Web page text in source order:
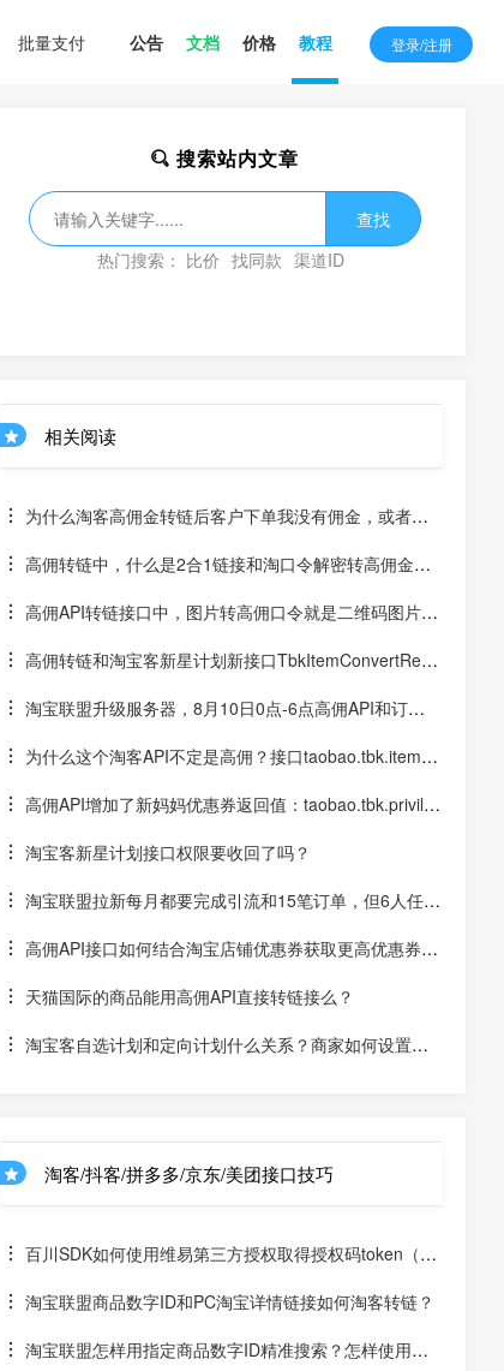
批量支付 公告 文档 价格 教程 登录/注册
搜索站内文章
查找
热门搜索： 比价 找同款 渠道ID
相关阅读
为什么淘客高佣金转链后客户下单我没有佣金，或者出
现低佣，佣金很低？或丢单、掉单？
高佣转链中，什么是2合1链接和淘口令解密转高佣金链
接？高佣API转链接口中，图片转高佣口令就是二维码图片解
码后转成您的淘口令
高佣转链和淘宝客新星计划新接口TbkItemConvertRequ
est有什么区别？
淘宝联盟升级服务器，8月10日0点-6点高佣API和订单A
PI调用将会有超时影响
为什么这个淘客API不定是高佣？接口taobao.tbk.item.c
onvert( 淘宝客商品链接转换 )
高佣API增加了新妈妈优惠券返回值：taobao.tbk.privile
ge.get( 单品券高效转链API )
淘宝客新星计划接口权限要收回了吗？
淘宝联盟拉新每月都要完成引流和15笔订单，但6人任务
可持续到年底，不引流是否会影响高佣？
高佣API接口如何结合淘宝店铺优惠券获取更高优惠券
额？天猫国际的商品能用高佣API直接转链接么？
淘宝客自选计划和定向计划什么关系？商家如何设置自
淘客/抖客/拼多多/京东/美团接口技巧
百川SDK如何使用维易第三方授权取得授权码token（un
iapp）
淘宝联盟商品数字ID和PC淘宝详情链接如何淘客转链？
淘宝联盟怎样用指定商品数字ID精准搜索？怎样使用数